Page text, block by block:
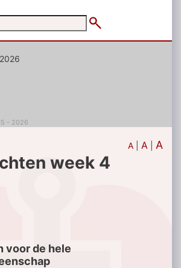
- 2026
A A A
week 4
voor de hele